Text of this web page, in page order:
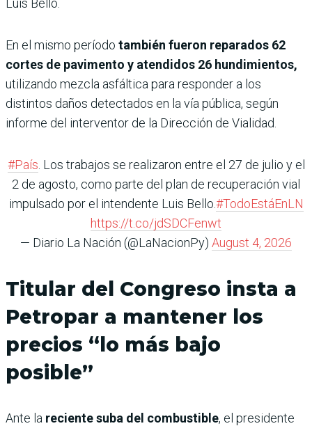
En el mismo período también fueron reparados 62
cortes de pavimento y atendidos 26 hundimientos,
utilizando mezcla asfáltica para responder a los
distintos daños detectados en la vía pública, según
informe del interventor de la Dirección de Vialidad.
#País . Los trabajos se realizaron entre el 27 de julio y el
2 de agosto, como parte del plan de recuperación vial
impulsado por el intendente Luis Bello.#TodoEstáEnLN
https://t.co/jdSDCFenwt
— Diario La Nación (@LaNacionPy) August 4, 2026
Titular del Congreso insta a
Petropar a mantener los
precios “lo más bajo
posible”
Ante la reciente suba del combustible, el presidente